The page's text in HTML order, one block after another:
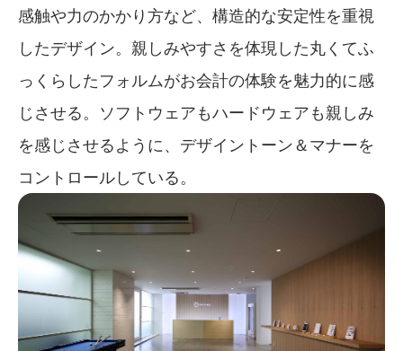
感触や力のかかり方など、構造的な安定性を重視
したデザイン。親しみやすさを体現した丸くてふ
っくらしたフォルムがお会計の体験を魅力的に感
じさせる。ソフトウェアもハードウェアも親しみ
を感じさせるように、デザイントーン＆マナーを
コントロールしている。